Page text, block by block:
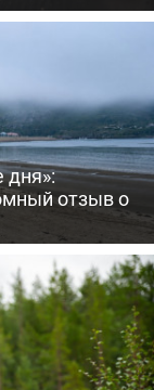
дня»:
отзыв о